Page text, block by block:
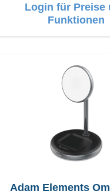
Login für Preise
Funktionen
Adam Elements